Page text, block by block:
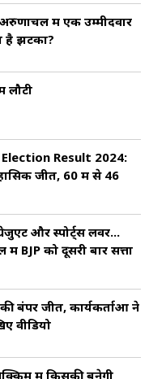
में एक उम्मीदवार
है झटका?
लौटी
Result 2024:
जीत, 60 में से 46
और स्पोर्ट्स लवर...
BJP को दूसरी बार सत्ता
बंपर जीत, कार्यकर्ताओं ने
वीडियो
में किसकी बनेगी